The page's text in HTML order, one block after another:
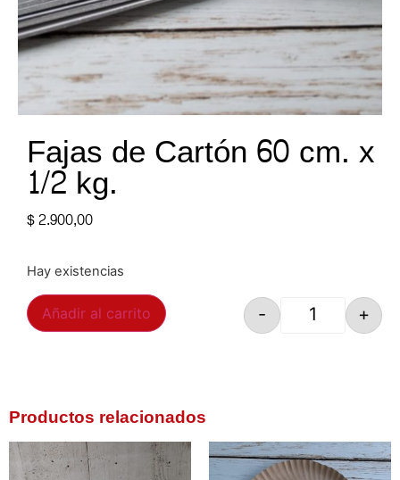
Fajas de Cartón 60 cm. x
1/2 kg.
$2.900,00
Hay existencias
- +
Añadir al carrito
Productos relacionados